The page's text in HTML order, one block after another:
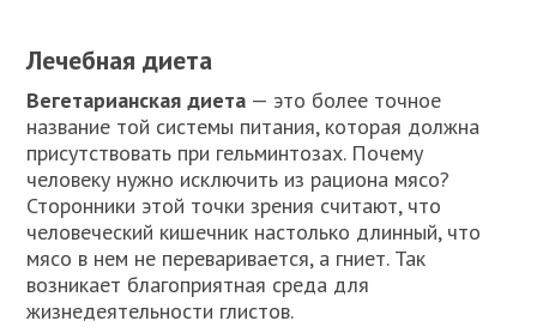
Лечебная диета
Вегетарианская диета — это более точное
название той системы питания, которая должна
присутствовать при гельминтозах. Почему
человеку нужно исключить из рациона мясо?
Сторонники этой точки зрения считают, что
человеческий кишечник настолько длинный, что
мясо в нем не переваривается, а гниет. Так
возникает благоприятная среда для
жизнедеятельности глистов.